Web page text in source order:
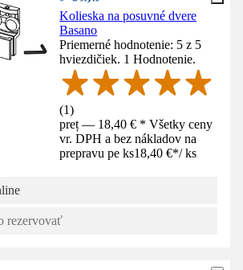
Kolieska na posuvné dvere
Basano
Priemerné hodnotenie: 5 z 5
hviezdičiek. 1 Hodnotenie.
(1)
preț — 18,40 € * Všetky ceny
vr. DPH a bez nákladov na
prepravu pe ks18,40 €*/ ks
rezervovať